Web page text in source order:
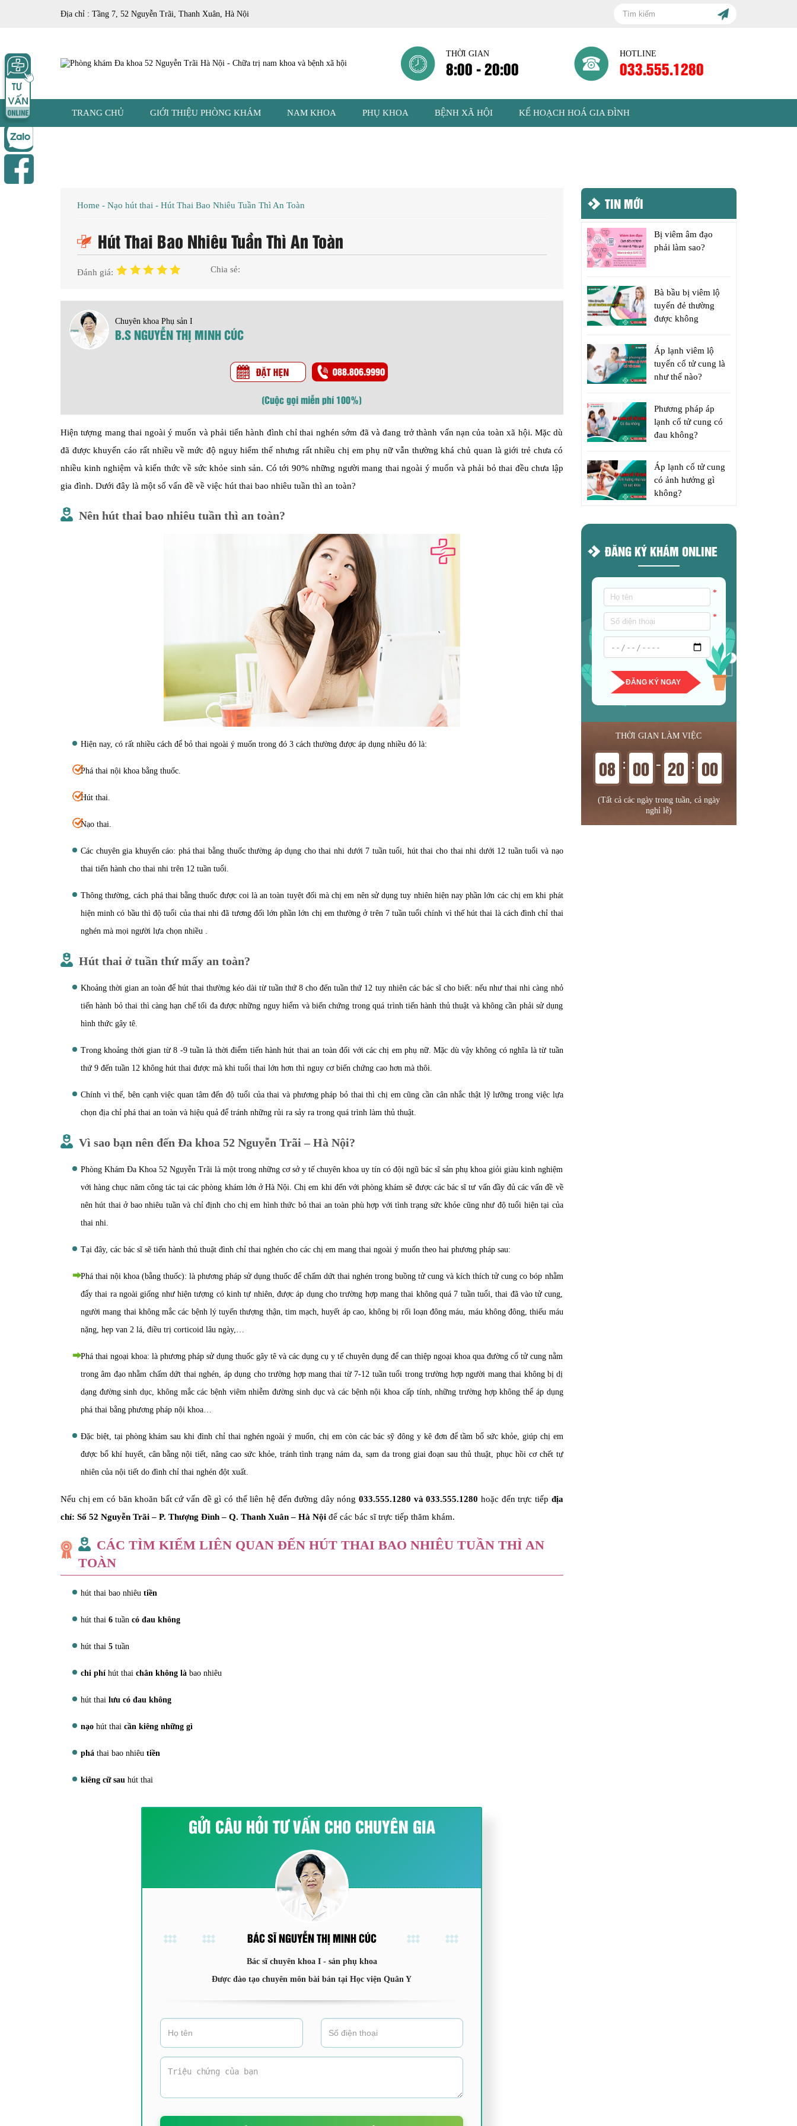
Địa chỉ : Tầng 7, 52 Nguyễn Trãi, Thanh Xuân, Hà Nội
THỜI GIAN
8:00 - 20:00
HOTLINE
033.555.1280
TRANG CHỦ GIỚI THIỆU PHÒNG KHÁM NAM KHOA PHỤ KHOA BỆNH XÃ HỘI KẾ HOẠCH HOÁ GIA ĐÌNH
Home - Nạo hút thai - Hút Thai Bao Nhiêu Tuần Thì An Toàn
Hút Thai Bao Nhiêu Tuần Thì An Toàn
Đánh giá: Chia sẻ:
Chuyên khoa Phụ sản I
B.S NGUYỄN THỊ MINH CÚC
(Cuộc gọi miễn phí 100%)
Hiện tượng mang thai ngoài ý muốn và phải tiến hành đình chỉ thai nghén sớm đã và đang trở thành vấn nạn của toàn xã hội. Mặc dù
đã được khuyến cáo rất nhiều về mức độ nguy hiểm thế nhưng rất nhiều chị em phụ nữ vẫn thường khá chủ quan là giới trẻ chưa có
nhiều kinh nghiệm và kiến thức về sức khỏe sinh sản. Có tới 90% những người mang thai ngoài ý muốn và phải bỏ thai đều chưa lập
gia đình. Dưới đây là một số vấn đề về việc hút thai bao nhiêu tuần thì an toàn?
Nên hút thai bao nhiêu tuần thì an toàn?
Hiện nay, có rất nhiều cách để bỏ thai ngoài ý muốn trong đó 3 cách thường được áp dụng nhiều đó là:
Phá thai nội khoa bằng thuốc.
Hút thai.
Nạo thai.
Các chuyên gia khuyến cáo: phá thai bằng thuốc thường áp dụng cho thai nhi dưới 7 tuần tuổi, hút thai cho thai nhi dưới 12 tuần tuổi và nạo
thai tiến hành cho thai nhi trên 12 tuần tuổi.
Thông thường, cách phá thai bằng thuốc được coi là an toàn tuyệt đối mà chị em nên sử dụng tuy nhiên hiện nay phần lớn các chị em khi phát
hiện minh có bầu thì độ tuổi của thai nhi đã tương đối lớn phần lớn chị em thường ở trên 7 tuần tuổi chính vì thế hút thai là cách đình chỉ thai
nghén mà mọi người lựa chọn nhiều .
Hút thai ở tuần thứ mấy an toàn?
Khoảng thời gian an toàn để hút thai thường kéo dài từ tuần thứ 8 cho đến tuần thứ 12 tuy nhiên các bác sĩ cho biết: nếu như thai nhi càng nhỏ
tiến hành bỏ thai thì càng hạn chế tối đa được những nguy hiểm và biến chứng trong quá trình tiến hành thủ thuật và không cần phải sử dụng
hình thức gây tê.
Trong khoảng thời gian từ 8 -9 tuần là thời điểm tiến hành hút thai an toàn đối với các chị em phụ nữ. Mặc dù vậy không có nghĩa là từ tuần
thứ 9 đến tuần 12 không hút thai được mà khi tuổi thai lớn hơn thì nguy cơ biến chứng cao hơn mà thôi.
Chính vì thế, bên cạnh việc quan tâm đến độ tuổi của thai và phương pháp bỏ thai thì chị em cũng cần cân nhắc thật lỹ lưỡng trong việc lựa
chọn địa chỉ phá thai an toàn và hiệu quả để tránh những rủi ra sảy ra trong quá trình làm thủ thuật.
Vì sao bạn nên đến Đa khoa 52 Nguyễn Trãi – Hà Nội?
Phòng Khám Đa Khoa 52 Nguyễn Trãi là một trong những cơ sở y tế chuyên khoa uy tín có đội ngũ bác sĩ sản phụ khoa giỏi giàu kinh nghiệm
với hàng chục năm công tác tại các phòng khám lớn ở Hà Nội. Chị em khi đến với phòng khám sẽ được các bác sĩ tư vấn đầy đủ các vấn đề về
nên hút thai ở bao nhiêu tuần và chỉ định cho chị em hình thức bỏ thai an toàn phù hợp với tình trạng sức khỏe cũng như độ tuổi hiện tại của
thai nhi.
Tại đây, các bác sĩ sẽ tiến hành thủ thuật đình chỉ thai nghén cho các chị em mang thai ngoài ý muốn theo hai phương pháp sau:
Phá thai nội khoa (bằng thuốc): là phương pháp sử dụng thuốc để chấm dứt thai nghén trong buồng tử cung và kích thích tử cung co bóp nhằm
đẩy thai ra ngoài giống như hiện tượng có kinh tự nhiên, được áp dụng cho trường hợp mang thai không quá 7 tuần tuổi, thai đã vào tử cung,
người mang thai không mắc các bệnh lý tuyến thượng thận, tim mạch, huyết áp cao, không bị rối loạn đông máu, máu không đông, thiếu máu
nặng, hẹp van 2 lá, điều trị corticoid lâu ngày,…
Phá thai ngoại khoa: là phương pháp sử dụng thuốc gây tê và các dụng cụ y tế chuyên dụng để can thiệp ngoại khoa qua đường cổ tử cung nằm
trong âm đạo nhằm chấm dứt thai nghén, áp dụng cho trường hợp mang thai từ 7-12 tuần tuổi trong trường hợp người mang thai không bị dị
dạng đường sinh dục, không mắc các bệnh viêm nhiễm đường sinh dục và các bệnh nội khoa cấp tính, những trường hợp không thể áp dụng
phá thai bằng phương pháp nội khoa…
Đặc biệt, tại phòng khám sau khi đình chỉ thai nghén ngoài ý muốn, chị em còn các bác sỹ đông y kê đơn để tầm bổ sức khỏe, giúp chị em
được bổ khí huyết, cân bằng nội tiết, nâng cao sức khỏe, tránh tình trạng nám da, sạm da trong giai đoạn sau thủ thuật, phục hồi cơ chết tự
nhiên của nội tiết do đình chỉ thai nghén đột xuất.
Nếu chị em có băn khoăn bất cứ vấn đề gì có thể liên hệ đến đường dây nóng033.555.1280 và033.555.1280 hoặc đến trực tiếp địa
chỉ: Số 52 Nguyễn Trãi – P. Thượng Đình – Q. Thanh Xuân – Hà Nội để các bác sĩ trực tiếp thăm khám.
CÁC TÌM KIẾM LIÊN QUAN ĐẾN HÚT THAI BAO NHIÊU TUẦN THÌ AN
TOÀN
hút thai bao nhiêu tiền
hút thai 6 tuần có đau không
hút thai 5 tuần
chi phí hút thai chân không là bao nhiêu
hút thai lưu có đau không
nạo hút thai cần kiêng những gì
phá thai bao nhiêu tiền
kiêng cữ sau hút thai
GỬI CÂU HỎI TƯ VẤN CHO CHUYÊN GIA
BÁC SĨ NGUYỄN THỊ MINH CÚC
Bác sĩ chuyên khoa I - sản phụ khoa
Được đào tạo chuyên môn bài bản tại Học viện Quân Y
TIN MỚI
Bị viêm âm đạo
phải làm sao?
Bà bầu bị viêm lộ
tuyến đẻ thường
được không
Áp lạnh viêm lộ
tuyến cổ tử cung là
như thế nào?
Phương pháp áp
lạnh cổ tử cung có
đau không?
Áp lạnh cổ tử cung
có ảnh hưởng gì
không?
ĐĂNG KÝ KHÁM ONLINE
*
*
ĐĂNG KÝ NGAY
THỜI GIAN LÀM VIỆC
08 : 00 - 20 : 00
(Tất cả các ngày trong tuần, cả ngày
nghỉ lễ)